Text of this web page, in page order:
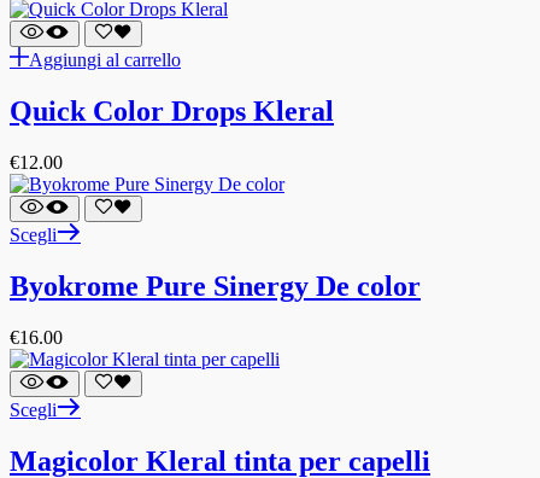
Aggiungi al carrello
Quick Color Drops Kleral
€12.00
Scegli
Byokrome Pure Sinergy De color
€16.00
Scegli
Magicolor Kleral tinta per capelli